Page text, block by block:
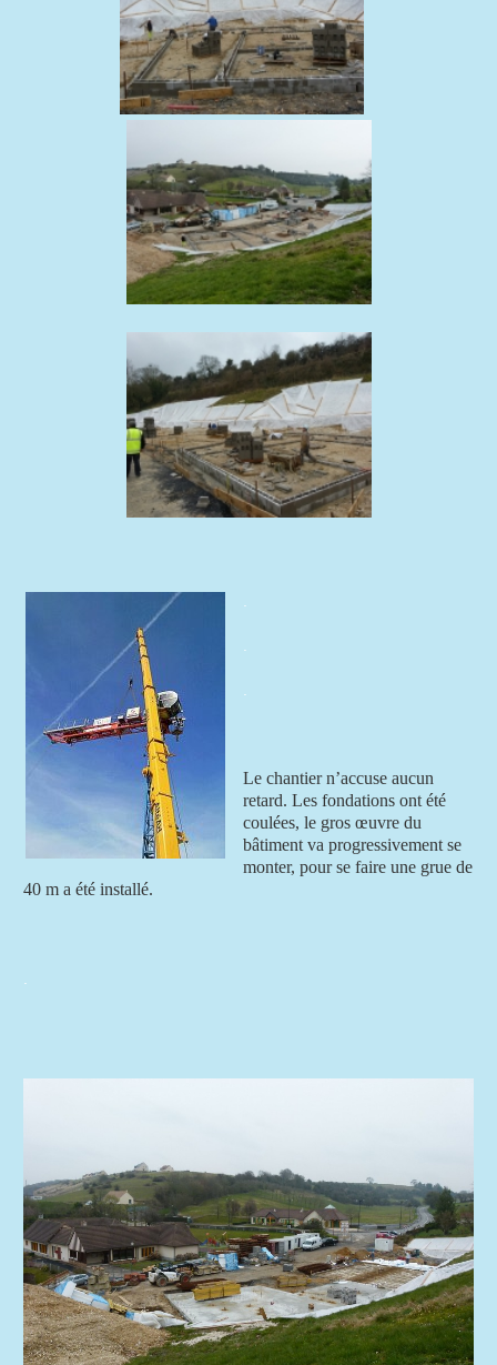
Le chantier n’accuse aucun
retard. Les fondations ont été
coulées, le gros œuvre du
bâtiment va progressivement se
monter, pour se faire une grue de
40 m a été installé.